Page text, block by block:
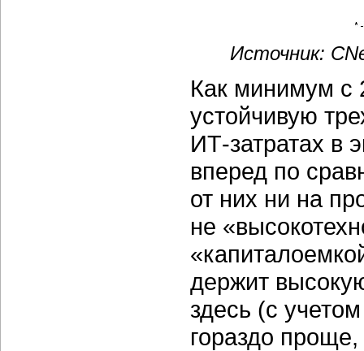
Источник:
Как минимум с
устойчивую
ИТ-затратах в
вперед по
от них ни на
не
держит
здесь (с
гораздо